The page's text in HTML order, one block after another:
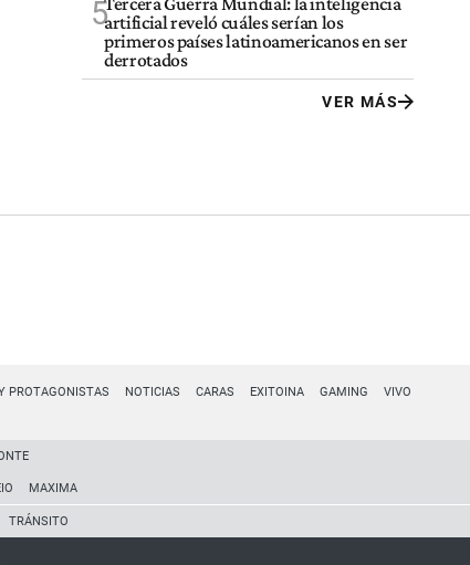
5artificial reveló cuáles serían los
primeros países latinoamericanos en ser
derrotados
VER MÁS
PROTAGONISTAS NOTICIAS CARAS EXITOINA GAMING VIVO
MAXIMA
TRÁNSITO